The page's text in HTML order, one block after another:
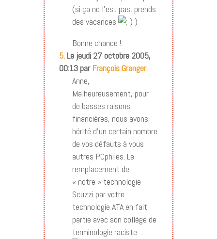
(si ça ne l’est pas, prends
des vacances
)
Bonne chance !
5.Le jeudi 27 octobre 2005,
00:13 parFrançois Granger
Anne,
Malheureusement, pour
de basses raisons
financières, nous avons
hérité d’un certain nombre
de vos défauts à vous
autres PCphiles. Le
remplacement de
« notre » technologie
Scuzzi par votre
technologie ATA en fait
partie avec son collège de
terminologie raciste…